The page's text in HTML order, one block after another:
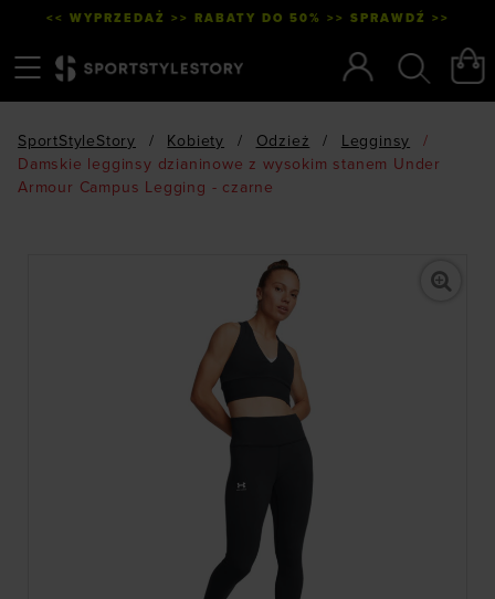
<< WYPRZEDAŻ >> RABATY DO 50% >> SPRAWDŹ >>
SportStyleStory / Kobiety / Odzież / Legginsy
/
Damskie legginsy dzianinowe z wysokim stanem Under
Armour Campus Legging - czarne